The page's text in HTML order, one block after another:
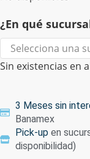
¿En qué
Sin existencias en
3 Meses sin
Banamex
Pick-up en
disponibilidad)